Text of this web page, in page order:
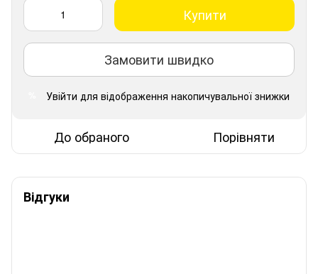
Купити
Замовити швидко
Увійти для відображення накопичувальної знижки
До обраного Порівняти
Відгуки